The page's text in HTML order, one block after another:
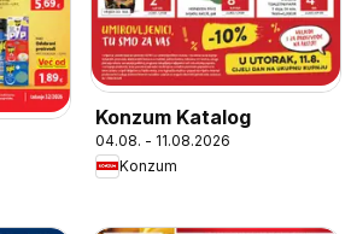
Konzum Katalog
04.08. - 11.08.2026
Konzum